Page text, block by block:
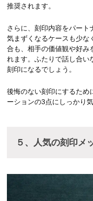
推奨されます。
さらに、刻印内容をパート
気まずくなるケースも少な
合も、相手の価値観や好み
れます。ふたりで話し合い
刻印になるでしょう。
後悔のない刻印にするため
ーションの3点にしっかり
５、人気の刻印メ